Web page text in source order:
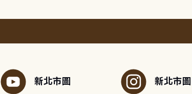
新北市圖
新北市圖